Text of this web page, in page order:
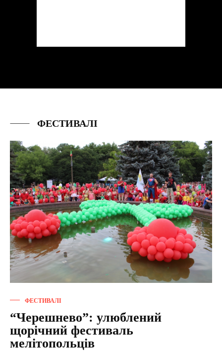
ФЕСТИВАЛІ
ФЕСТИВАЛІ
“Черешнево”: улюблений
щорічний фестиваль
мелітопольців